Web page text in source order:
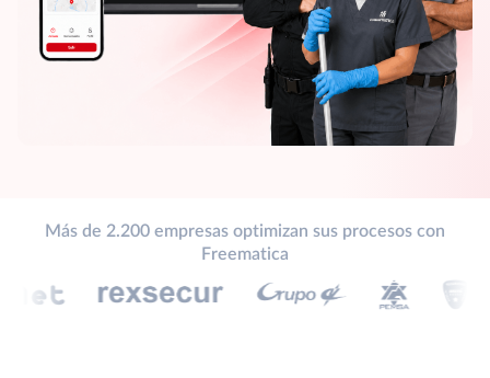
Más de 2.200 empresas optimizan sus procesos con
Freematica